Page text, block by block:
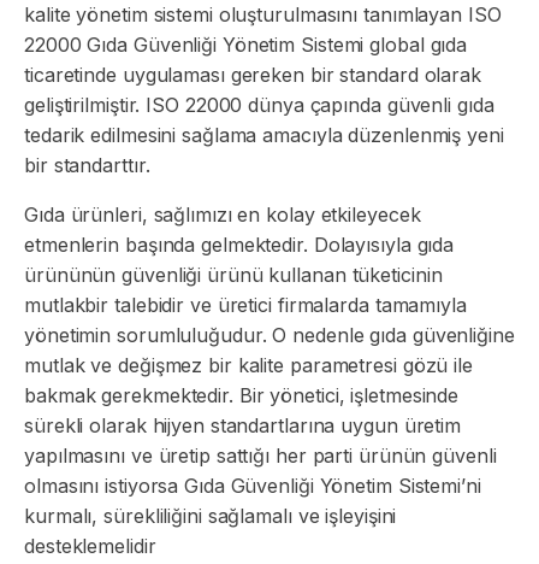
kalite yönetim sistemi oluşturulmasını tanımlayan ISO
22000 Gıda Güvenliği Yönetim Sistemi global gıda
ticaretinde uygulaması gereken bir standard olarak
geliştirilmiştir. ISO 22000 dünya çapında güvenli gıda
tedarik edilmesini sağlama amacıyla düzenlenmiş yeni
bir standarttır.
Gıda ürünleri, sağlımızı en kolay etkileyecek
etmenlerin başında gelmektedir. Dolayısıyla gıda
ürününün güvenliği ürünü kullanan tüketicinin
mutlakbir talebidir ve üretici firmalarda tamamıyla
yönetimin sorumluluğudur. O nedenle gıda güvenliğine
mutlak ve değişmez bir kalite parametresi gözü ile
bakmak gerekmektedir. Bir yönetici, işletmesinde
sürekli olarak hijyen standartlarına uygun üretim
yapılmasını ve üretip sattığı her parti ürünün güvenli
olmasını istiyorsa Gıda Güvenliği Yönetim Sistemi’ni
kurmalı, sürekliliğini sağlamalı ve işleyişini
desteklemelidir